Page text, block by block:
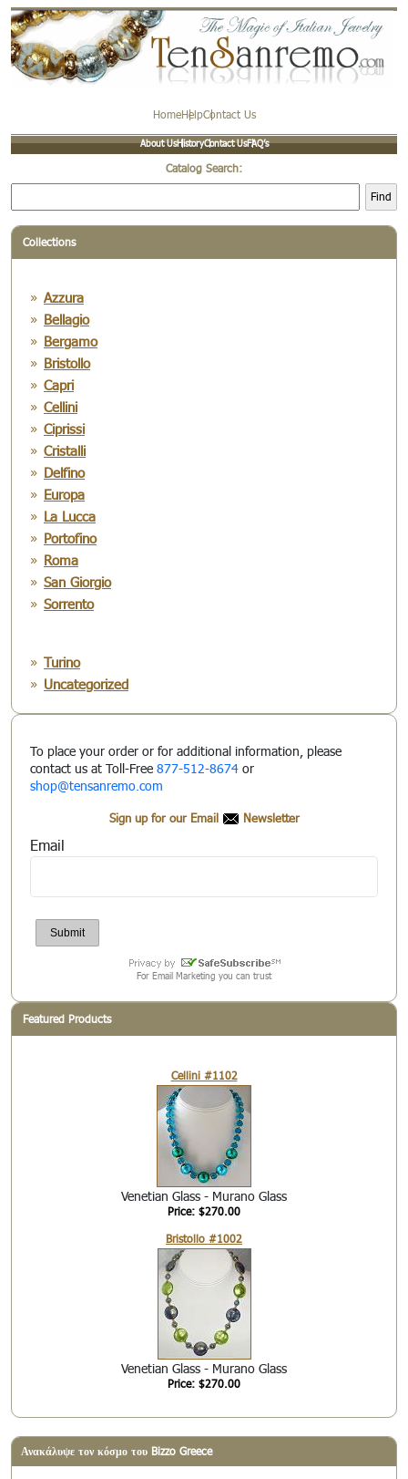
HomeHelpContact Us
About UsHistoryContact UsFAQ’s
Catalog Search:
Find
Collections
Azzura
Bellagio
Bergamo
Bristollo
Capri
Cellini
Ciprissi
Cristalli
Delfino
Europa
La Lucca
Portofino
Roma
San Giorgio
Sorrento
Turino
Uncategorized
To place your order or for additional information, please
contact us at Toll-Free 877-512-8674 or
shop@tensanremo.com
Sign up for our Email Newsletter
Email
For Email Marketing you can trust
Featured Products
Cellini #1102
Venetian Glass - Murano Glass
Price: $270.00
Bristollo #1002
Venetian Glass - Murano Glass
Price: $270.00
Ανακάλυψε τον κόσμο του Bizzo Greece